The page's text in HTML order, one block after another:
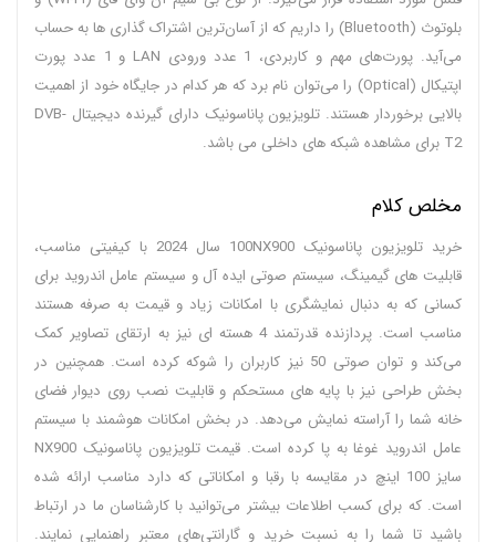
بلوتوث (Bluetooth) را داریم که از آسان‌ترین اشتراک گذاری ها به حساب
می‌آید. پورت‌های مهم و کاربردی، 1 عدد ورودی LAN و 1 عدد پورت
اپتیکال (Optical) را می‌توان نام برد که هر کدام در جایگاه خود از اهمیت
بالایی برخوردار هستند. تلویزیون پاناسونیک دارای گیرنده دیجیتال DVB-
T2 برای مشاهده شبکه های داخلی می باشد.
مخلص کلام
خرید تلویزیون پاناسونیک 100NX900 سال 2024 با کیفیتی مناسب،
قابلیت های گیمینگ، سیستم صوتی ایده آل و سیستم عامل اندروید برای
کسانی که به دنبال نمایشگری با امکانات زیاد و قیمت به صرفه هستند
مناسب است. پردازنده قدرتمند 4 هسته ای نیز به ارتقای تصاویر کمک
می‌کند و توان صوتی 50 نیز کاربران را شوکه کرده است. همچنین در
بخش طراحی نیز با پایه های مستحکم و قابلیت نصب روی دیوار فضای
خانه شما را آراسته نمایش می‌دهد. در بخش امکانات هوشمند با سیستم
عامل اندروید غوغا به پا کرده است. قیمت تلویزیون پاناسونیک NX900
سایز 100 اینچ در مقایسه با رقبا و امکاناتی که دارد مناسب ارائه شده
است. که برای کسب اطلاعات بیشتر می‌توانید با کارشناسان ما در ارتباط
باشید تا شما را به نسبت خرید و گارانتی‌های معتبر راهنمایی نمایند.